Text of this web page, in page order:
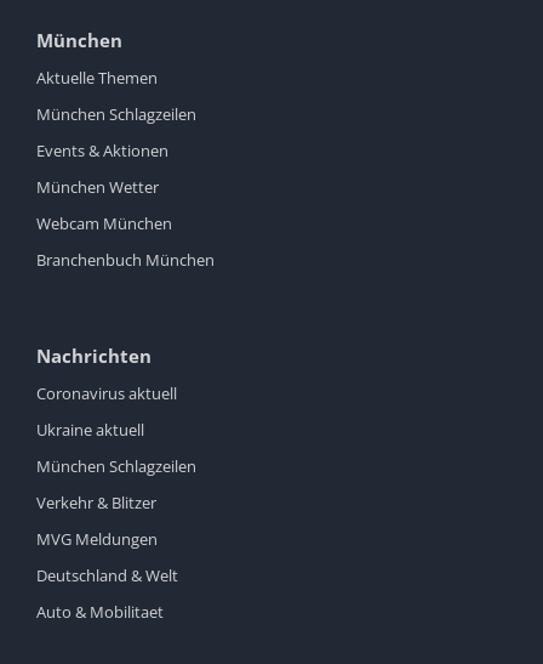
München
Aktuelle Themen
München Schlagzeilen
Events & Aktionen
München Wetter
Webcam München
Branchenbuch München
Nachrichten
Coronavirus aktuell
Ukraine aktuell
München Schlagzeilen
Verkehr & Blitzer
MVG Meldungen
Deutschland & Welt
Auto & Mobilitaet